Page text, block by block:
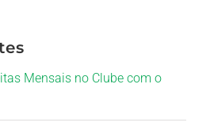
Mensais no Clube com o